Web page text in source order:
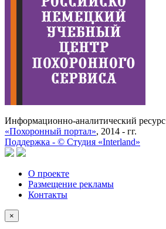
Информационно-аналитический ресурс
«Похоронный портал», 2014 - гг.
Поддержка - © Cтудия «Interland»
О проекте
Размещение рекламы
Контакты
×